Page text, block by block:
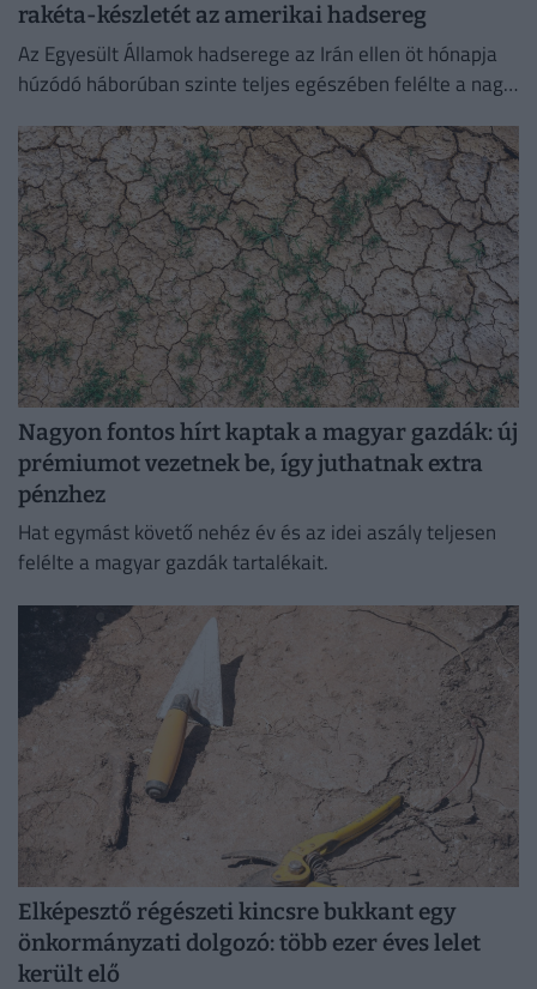
rakéta-készletét az amerikai hadsereg
Az Egyesült Államok hadserege az Irán ellen öt hónapja
húzódó háborúban szinte teljes egészében felélte a nagy
Nagyon fontos hírt kaptak a magyar gazdák: új
prémiumot vezetnek be, így juthatnak extra
pénzhez
Hat egymást követő nehéz év és az idei aszály teljesen
felélte a magyar gazdák tartalékait.
Elképesztő régészeti kincsre bukkant egy
önkormányzati dolgozó: több ezer éves lelet
került elő